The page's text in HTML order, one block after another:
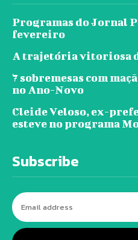
Programas do Jornal
fevereiro
A trajetória vitoriosa
7 sobremesas com
no Ano-Novo
Cleide Veloso, ex-
esteve no programa
Subscribe